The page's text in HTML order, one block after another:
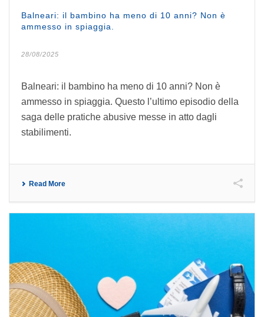
Balneari: il bambino ha meno di 10 anni? Non è
ammesso in spiaggia.
28/08/2025
Balneari: il bambino ha meno di 10 anni? Non è
ammesso in spiaggia. Questo l’ultimo episodio della
saga delle pratiche abusive messe in atto dagli
stabilimenti.
Read More